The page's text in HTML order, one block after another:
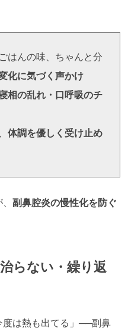
はんの味、ちゃんと分
化に気づく声かけ
相の乱れ・口呼吸のチ
体調を優しく受け止め
、副鼻腔炎の慢性化を防ぐ
らない・繰り返
度は熱も出てる」──副鼻